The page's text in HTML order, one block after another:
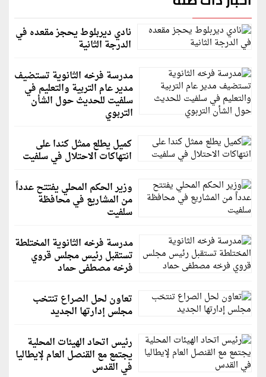
نادي ديربلوط يحجز مقعده في
الدرجة الثانية
مدرسة فرخه الثانوية تستضيف
مدير عام التربية والتعليم في
سلفيت للحديث حول الشأن
التربوي
كميل يطلع ممثل كندا على
انتهاكات الاحتلال في سلفيت
وزير الحكم المحلي يفتتح عدداً
من المشاريع في محافظة
سلفيت
مدرسة فرخه الثانوية المختلطة
تستقبل رئيس مجلس قروي
فرخه مصطفى حماد
تعاون لحل الصراع تنتخب
مجلس إدارتها الجديد
رئيس اتحاد الهيئات المحلية
يجتمع مع القنصل العام لإيطاليا
في القدس